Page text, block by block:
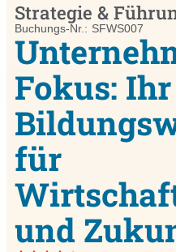
Strategie &
Buchungs-Nr.: SFWS007
Fokus:
für
und